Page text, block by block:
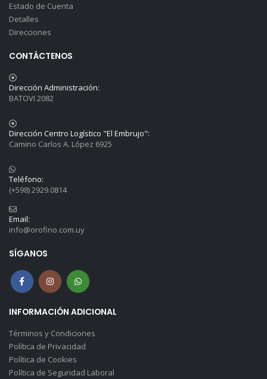
Estado de Cuenta
Detalles
Direcciones
CONTÁCTENOS
Dirección Administración:
BATOVI 2082
Dirección Centro Logístico "El Embrujo":
Camino Carlos A. López 6925
Teléfono:
(+598) 2929.0814
Email:
info@orofino.com.uy
SÍGANOS
INFORMACIÓN ADICIONAL
Términos y Condiciones
Política de Privacidad
Política de Cookies
Política de Seguridad Laboral